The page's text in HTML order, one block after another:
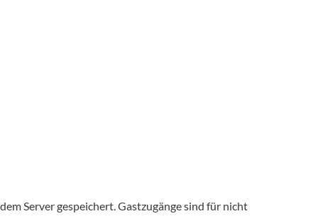
Server gespeichert. Gastzugänge sind für nicht